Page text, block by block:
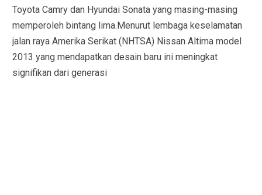
Toyota Camry dan Hyundai Sonata yang masing-masing
memperoleh bintang lima.Menurut lembaga keselamatan
jalan raya Amerika Serikat (NHTSA) Nissan Altima model
2013 yang mendapatkan desain baru ini meningkat
signifikan dari generasi